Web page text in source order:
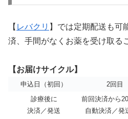
【 レバクリ 】では定期配送も可
済、手間がなくお薬を受け取る
【お届けサイクル】
申込日（初回） 2回目
診療後に
決済／発送
前回決済から
自動決済／発